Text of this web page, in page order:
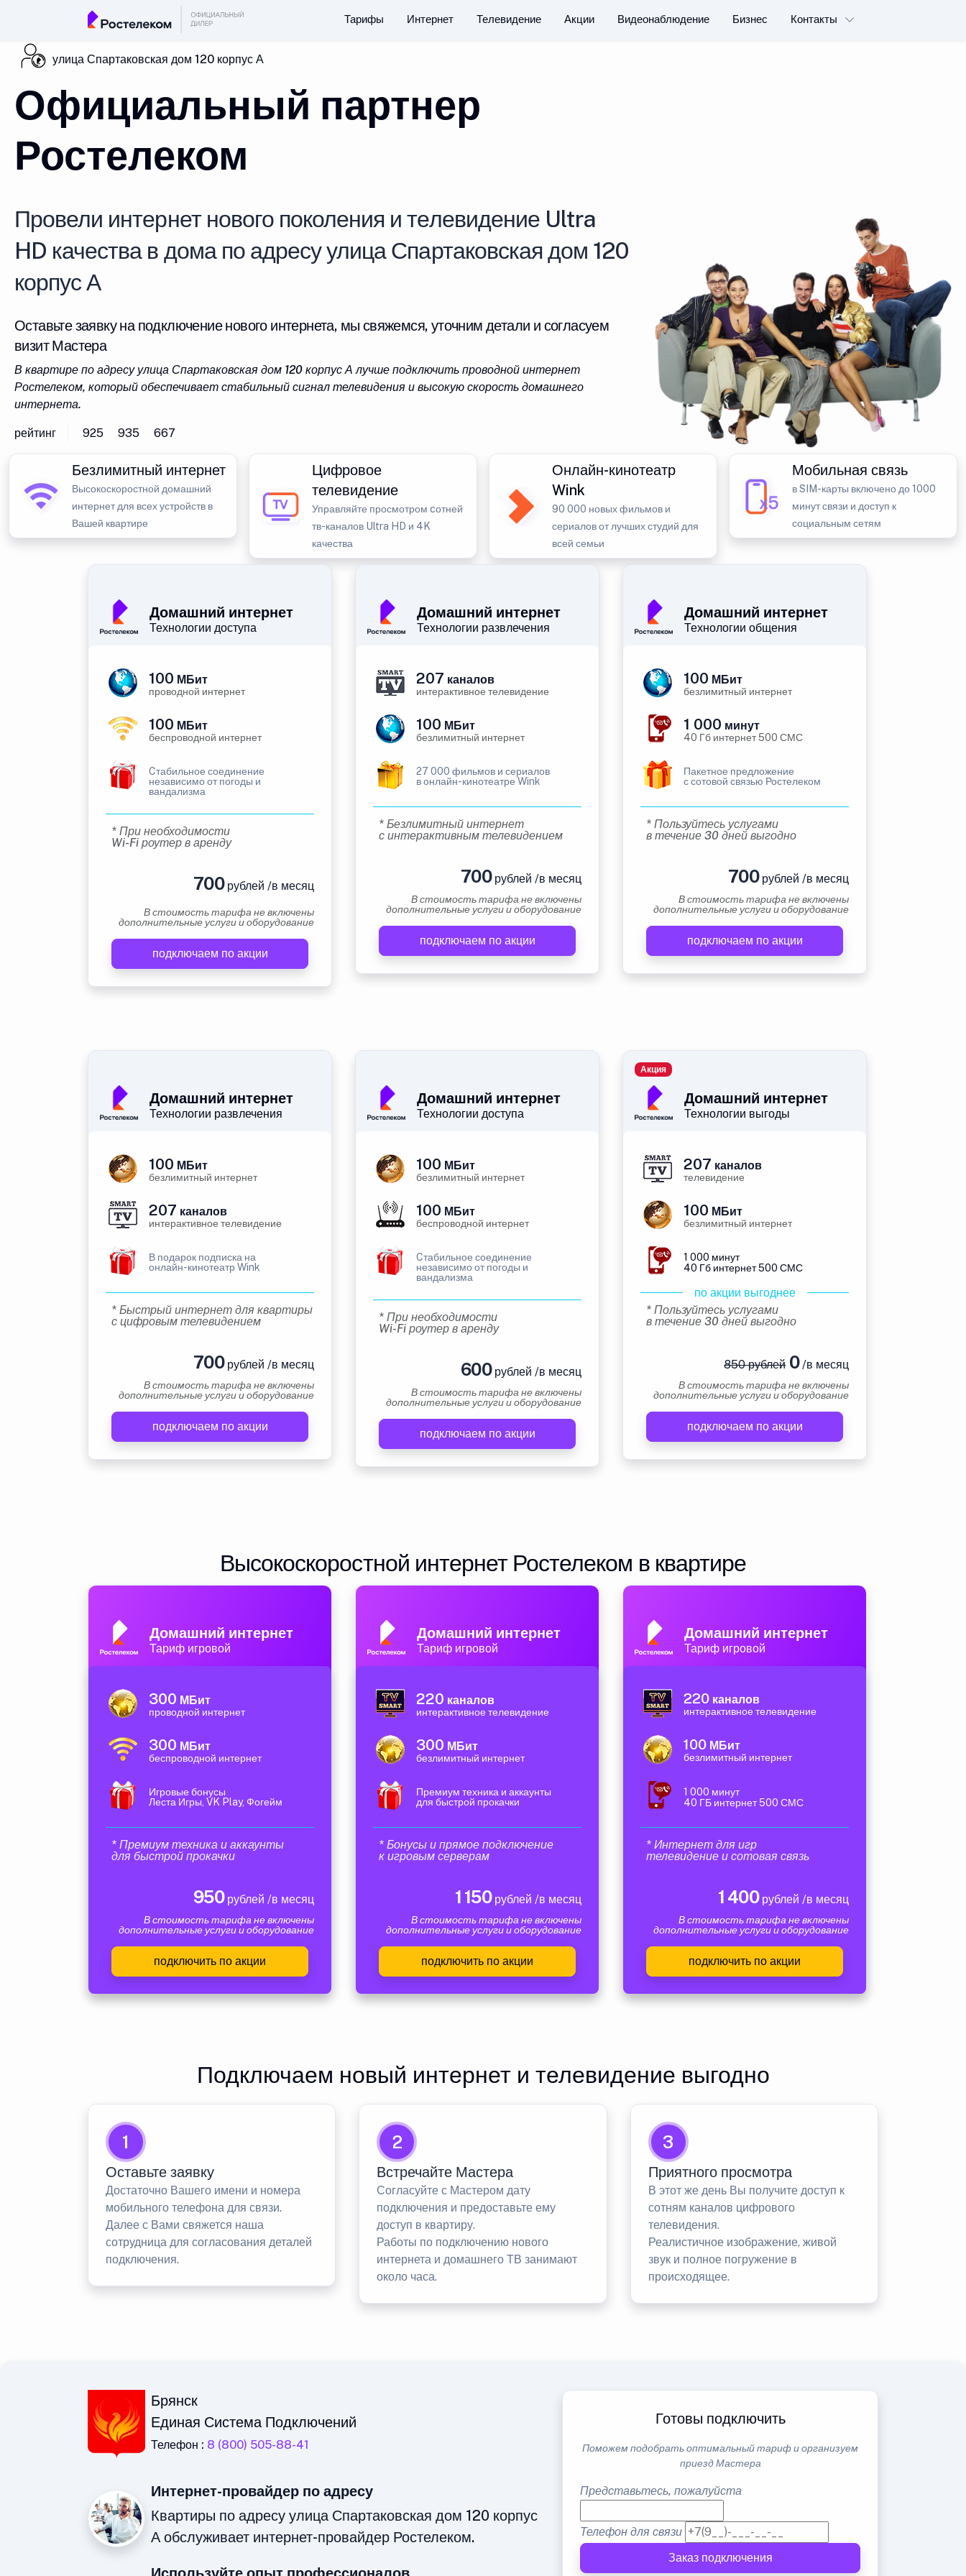
Тарифы Интернет Телевидение Акции Видеонаблюдение Бизнес Контакты
улица Спартаковская дом 120 корпус А
Официальный партнер
Ростелеком
Провели интернет нового поколения и телевидение Ultra
HD качества в дома по адресу улица Спартаковская дом 120
корпус А
Оставьте заявку на подключение нового интернета, мы свяжемся, уточним детали и согласуем
визит Мастера
В квартире по адресу улица Спартаковская дом 120 корпус А лучше подключить проводной интернет
Ростелеком, который обеспечивает стабильный сигнал телевидения и высокую скорость домашнего
интернета.
рейтинг 925 935 667
Безлимитный интернет
Высокоскоростной домашний
интернет для всех устройств в
Вашей квартире
Цифровое
телевидение
Управляйте просмотром cотней
тв-каналов Ultra HD и 4K
качества
Онлайн-кинотеатр
Wink
90 000 новых фильмов и
сериалов от лучших студий для
всей семьи
Мобильная связь
в SIM-карты включено до 1000
минут связи и доступ к
социальным сетям
Домашний интернет
Технологии доступа
100 МБит
проводной интернет
100 МБит
беспроводной интернет
Cтабильное соединение
независимо от погоды и
вандализма
* При необходимости
Wi-Fi роутер в аренду
700рублей /в месяц
В стоимость тарифа не включены
дополнительные услуги и оборудование
подключаем по акции
Домашний интернет
Технологии развлечения
207 каналов
интерактивное телевидение
100 МБит
безлимитный интернет
27 000 фильмов и сериалов
в онлайн-кинотеатре Wink
* Безлимитный интернет
с интерактивным телевидением
700рублей /в месяц
В стоимость тарифа не включены
дополнительные услуги и оборудование
подключаем по акции
Домашний интернет
Технологии общения
100 МБит
безлимитный интернет
1 000 минут
40 Гб интернет 500 СМС
Пакетное предложение
с сотовой связью Ростелеком
* Пользуйтесь услугами
в течение 30 дней выгодно
700рублей /в месяц
В стоимость тарифа не включены
дополнительные услуги и оборудование
подключаем по акции
Домашний интернет
Технологии развлечения
100 МБит
безлимитный интернет
207 каналов
интерактивное телевидение
В подарок подписка на
онлайн-кинотеатр Wink
* Быстрый интернет для квартиры
с цифровым телевидением
700рублей /в месяц
В стоимость тарифа не включены
дополнительные услуги и оборудование
подключаем по акции
Домашний интернет
Технологии доступа
100 МБит
безлимитный интернет
100 МБит
беспроводной интернет
Cтабильное соединение
независимо от погоды и
вандализма
* При необходимости
Wi-Fi роутер в аренду
600рублей /в месяц
В стоимость тарифа не включены
дополнительные услуги и оборудование
подключаем по акции
Домашний интернет
Технологии выгоды
Акция
207 каналов
телевидение
100 МБит
безлимитный интернет
1 000 минут
40 Гб интернет 500 СМС
по акции выгоднее
* Пользуйтесь услугами
в течение 30 дней выгодно
850 рублей0/в месяц
В стоимость тарифа не включены
дополнительные услуги и оборудование
подключаем по акции
Высокоскоростной интернет Ростелеком в квартире
Домашний интернет
Тариф игровой
300 МБит
проводной интернет
300 МБит
беспроводной интернет
Игровые бонусы
Леста Игры, VK Play, Фогейм
* Премиум техника и аккаунты
для быстрой прокачки
950рублей /в месяц
В стоимость тарифа не включены
дополнительные услуги и оборудование
подключить по акции
Домашний интернет
Тариф игровой
220 каналов
интерактивное телевидение
300 МБит
безлимитный интернет
Премиум техника и аккаунты
для быстрой прокачки
* Бонусы и прямое подключение
к игровым серверам
1 150рублей /в месяц
В стоимость тарифа не включены
дополнительные услуги и оборудование
подключить по акции
Домашний интернет
Тариф игровой
220 каналов
интерактивное телевидение
100 МБит
безлимитный интернет
1 000 минут
40 ГБ интернет 500 СМС
* Интернет для игр
телевидение и сотовая связь
1 400рублей /в месяц
В стоимость тарифа не включены
дополнительные услуги и оборудование
подключить по акции
Подключаем новый интернет и телевидение выгодно
1
Оставьте заявку
Достаточно Вашего имени и номера
мобильного телефона для связи.
Далее с Вами свяжется наша
сотрудница для согласования деталей
подключения.
2
Встречайте Мастера
Согласуйте с Мастером дату
подключения и предоставьте ему
доступ в квартиру.
Работы по подключению нового
интернета и домашнего ТВ занимают
около часа.
3
Приятного просмотра
В этот же день Вы получите доступ к
сотням каналов цифрового
телевидения.
Реалистичное изображение, живой
звук и полное погружение в
происходящее.
Брянск
Единая Система Подключений
Телефон : 8 (800) 505-88-41
Интернет-провайдер по адресу
Квартиры по адресу улица Спартаковская дом 120 корпус
А обслуживает интернет-провайдер Ростелеком.
Готовы подключить
Поможем подобрать оптимальный тариф и организуем
приезд Мастера
Представьтесь, пожалуйста
Телефон для связи
Заказ подключения